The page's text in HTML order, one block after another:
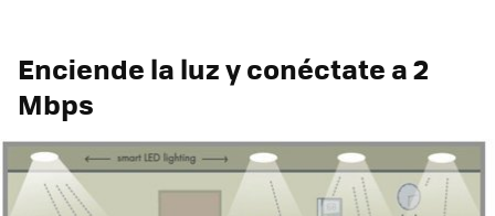
Enciende la luz y conéctate a 2
Mbps